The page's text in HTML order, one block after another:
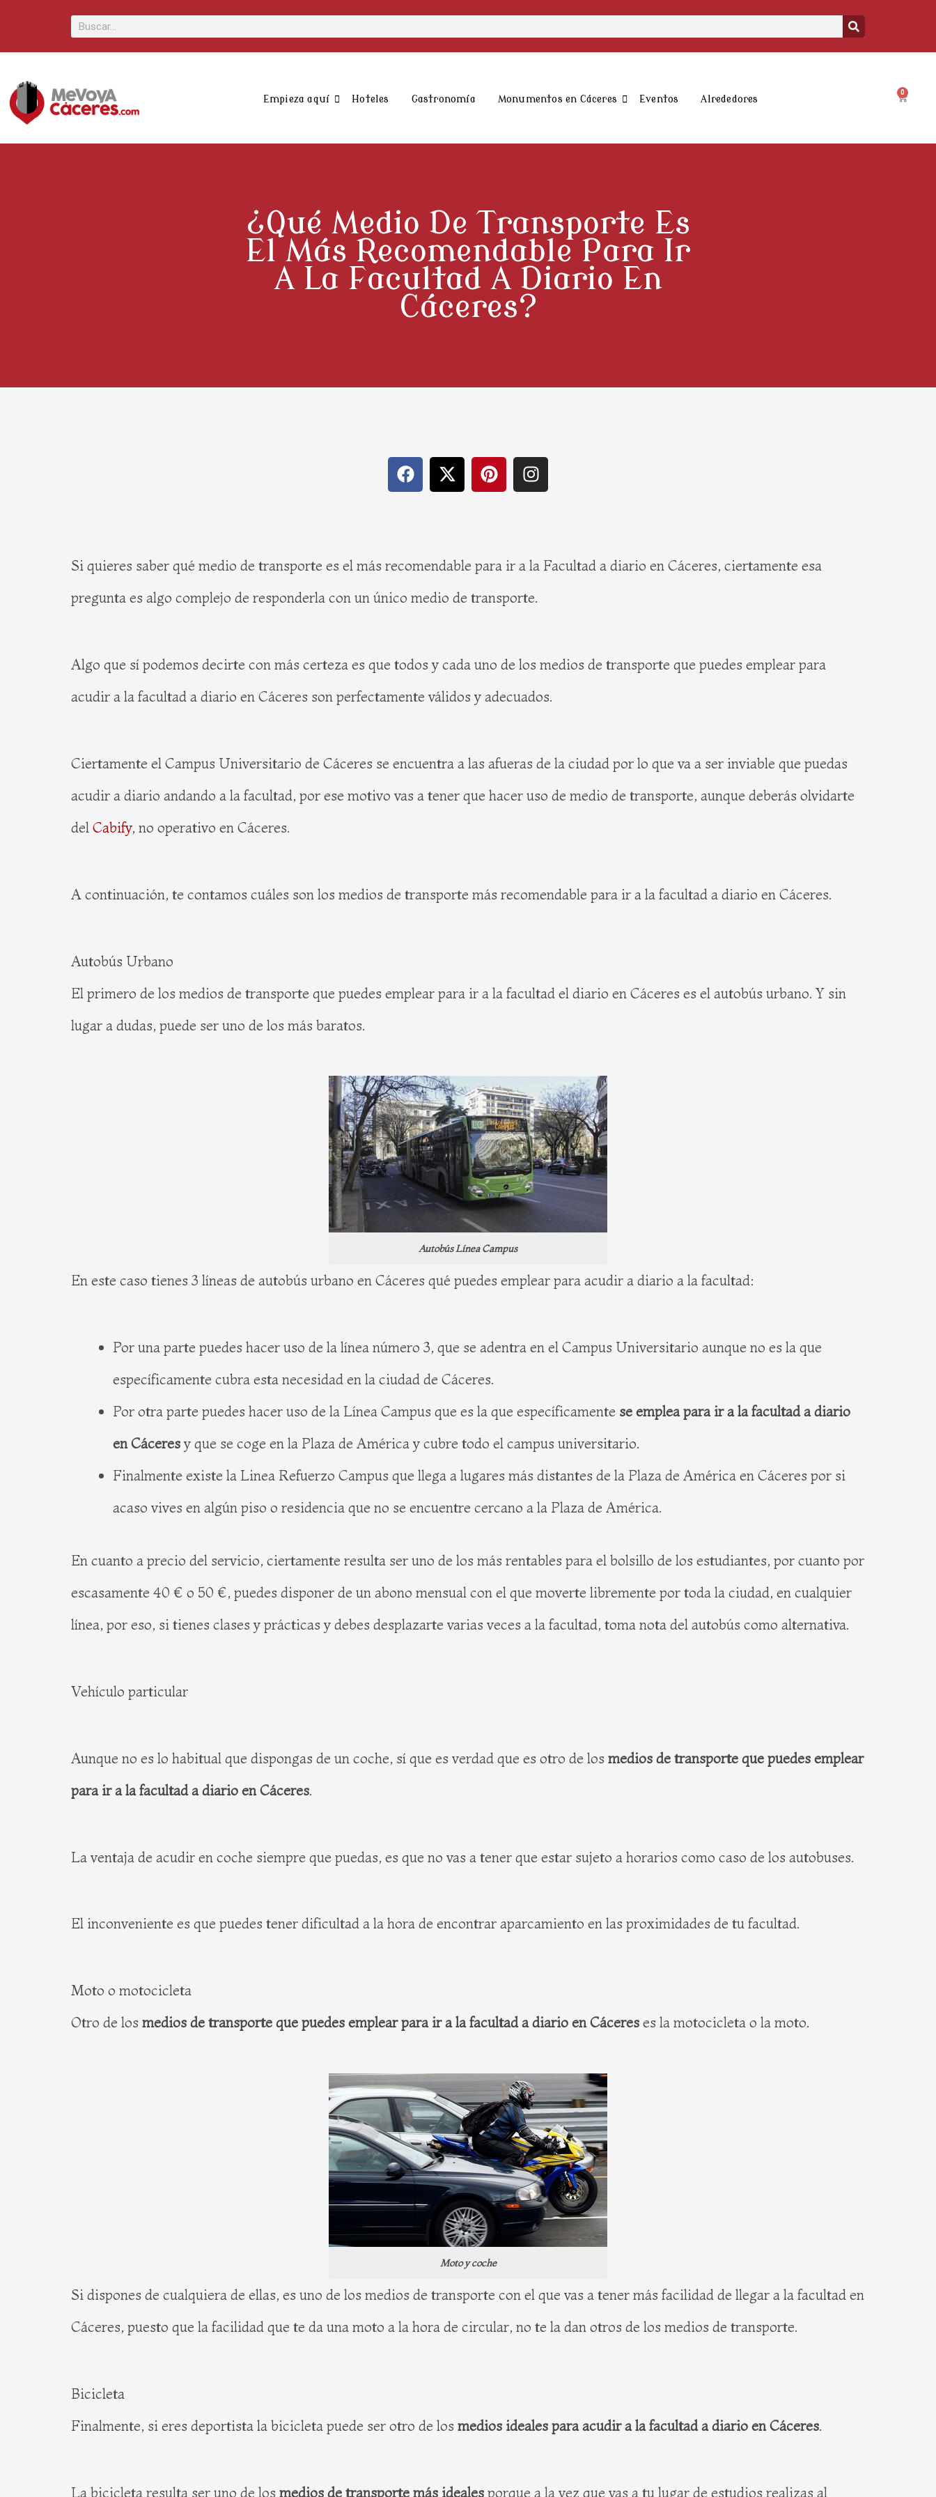
Buscar
Empieza aquí Hoteles Gastronomía Monumentos en Cáceres Eventos Alrededores
0
Carrito
¿Qué Medio De Transporte Es
El Más Recomendable Para Ir
A La Facultad A Diario En
Cáceres?
F
a
o
X
-
t
r
P
i
e
t
I
n
r
m
Si quieres saber qué medio de transporte es el más recomendable para ir a la Facultad a diario en Cáceres, ciertamente esa
pregunta es algo complejo de responderla con un único medio de transporte.
Algo que sí podemos decirte con más certeza es que todos y cada uno de los medios de transporte que puedes emplear para
acudir a la facultad a diario en Cáceres son perfectamente válidos y adecuados.
Ciertamente el Campus Universitario de Cáceres se encuentra a las afueras de la ciudad por lo que va a ser inviable que puedas
acudir a diario andando a la facultad, por ese motivo vas a tener que hacer uso de medio de transporte, aunque deberás olvidarte
del Cabify, no operativo en Cáceres.
A continuación, te contamos cuáles son los medios de transporte más recomendable para ir a la facultad a diario en Cáceres.
Autobús Urbano
El primero de los medios de transporte que puedes emplear para ir a la facultad el diario en Cáceres es el autobús urbano. Y sin
lugar a dudas, puede ser uno de los más baratos.
Autobús Línea Campus
En este caso tienes 3 líneas de autobús urbano en Cáceres qué puedes emplear para acudir a diario a la facultad:
Por una parte puedes hacer uso de la línea número 3, que se adentra en el Campus Universitario aunque no es la que
específicamente cubra esta necesidad en la ciudad de Cáceres.
Por otra parte puedes hacer uso de la Línea Campus que es la que específicamente se emplea para ir a la facultad a diario
en Cáceres y que se coge en la Plaza de América y cubre todo el campus universitario.
Finalmente existe la Linea Refuerzo Campus que llega a lugares más distantes de la Plaza de América en Cáceres por si
acaso vives en algún piso o residencia que no se encuentre cercano a la Plaza de América.
En cuanto a precio del servicio, ciertamente resulta ser uno de los más rentables para el bolsillo de los estudiantes, por cuanto por
escasamente 40 € o 50 €, puedes disponer de un abono mensual con el que moverte libremente por toda la ciudad, en cualquier
línea, por eso, si tienes clases y prácticas y debes desplazarte varias veces a la facultad, toma nota del autobús como alternativa.
Vehículo particular
Aunque no es lo habitual que dispongas de un coche, sí que es verdad que es otro de los medios de transporte que puedes emplear
para ir a la facultad a diario en Cáceres.
La ventaja de acudir en coche siempre que puedas, es que no vas a tener que estar sujeto a horarios como caso de los autobuses.
El inconveniente es que puedes tener dificultad a la hora de encontrar aparcamiento en las proximidades de tu facultad.
Moto o motocicleta
Otro de los medios de transporte que puedes emplear para ir a la facultad a diario en Cáceres es la motocicleta o la moto.
Moto y coche
Si dispones de cualquiera de ellas, es uno de los medios de transporte con el que vas a tener más facilidad de llegar a la facultad en
Cáceres, puesto que la facilidad que te da una moto a la hora de circular, no te la dan otros de los medios de transporte.
Bicicleta
Finalmente, si eres deportista la bicicleta puede ser otro de los medios ideales para acudir a la facultad a diario en Cáceres.
La bicicleta resulta ser uno de los medios de transporte más ideales porque a la vez que vas a tu lugar de estudios realizas al
Scroll